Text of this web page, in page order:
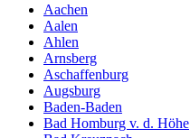
Aachen
Aalen
Ahlen
Arnsberg
Aschaffenburg
Augsburg
Baden-Baden
Bad Homburg v. d. Höhe